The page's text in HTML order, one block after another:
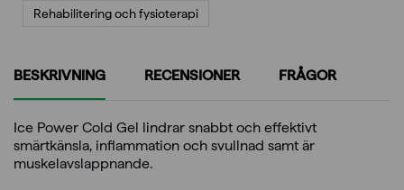
Rehabilitering och fysioterapi
BESKRIVNING RECENSIONER FRÅGOR
Ice Power Cold Gel lindrar snabbt och effektivt
smärtkänsla, inflammation och svullnad samt är
muskelavslappnande.